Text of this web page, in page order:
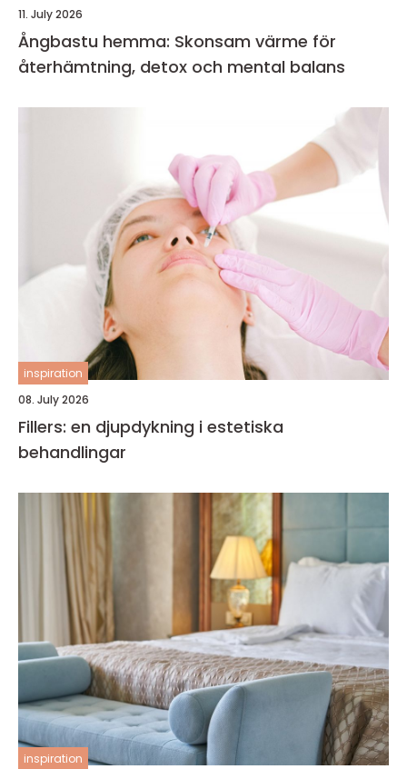
11. July 2026
Ångbastu hemma: Skonsam värme för
återhämtning, detox och mental balans
inspiration
08. July 2026
Fillers: en djupdykning i estetiska
behandlingar
inspiration